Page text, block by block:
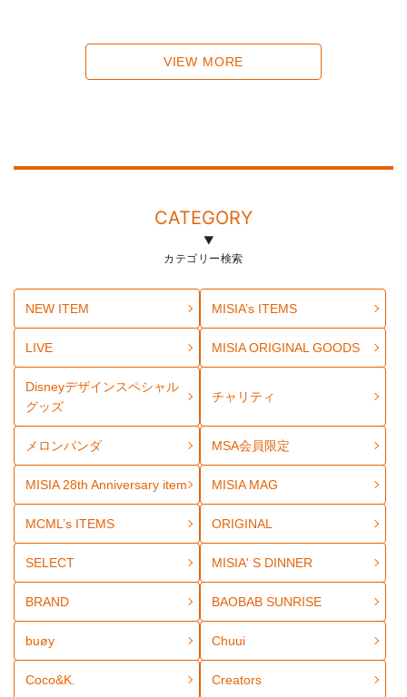
VIEW MORE
CATEGORY
カテゴリー検索
NEW ITEM MISIA’s ITEMS
LIVE MISIA ORIGINAL GOODS
Disneyデザインスペシャル
グッズ
チャリティ
メロンパンダ MSA会員限定
MISIA 28th Anniversary item MISIA MAG
MCML’s ITEMS ORIGINAL
SELECT MISIA' S DINNER
BRAND BAOBAB SUNRISE
buøy Chuui
Coco&K. Creators